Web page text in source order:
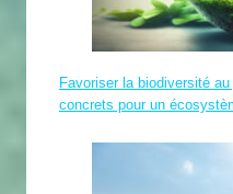
Favoriser la biodiversité
concrets pour un